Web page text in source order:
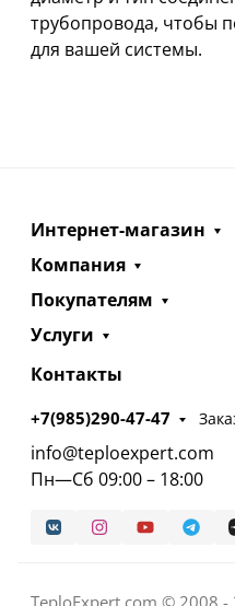
трубопровода, чтобы
для вашей системы.
Интернет-магазин
Компания
Покупателям
Услуги
Контакты
+7(985)290-47-47
info@teploexpert.com
Пн—Сб 09:00 – 18:00
TeploExpert.com © 2008